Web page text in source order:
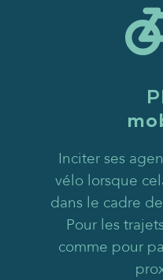
Inciter ses
vélo lorsque
dans le cadre
Pour les
comme pour